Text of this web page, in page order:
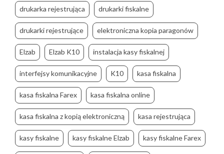
drukarka rejestrująca drukarki fiskalne
drukarki rejestrujące elektroniczna kopia paragonów
Elzab Elzab K10 instalacja kasy fiskalnej
interfejsy komunikacyjne K10 kasa fiskalna
kasa fiskalna Farex kasa fiskalna online
kasa fiskalna z kopią elektroniczną kasa rejestrująca
kasy fiskalne kasy fiskalne Elzab kasy fiskalne Farex